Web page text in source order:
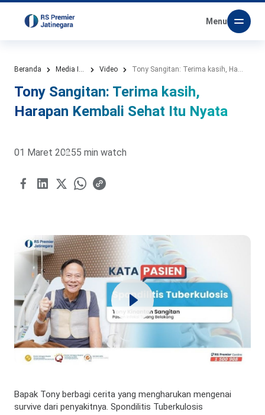
Menu
Beranda Media Informasi Video Tony Sangitan: Terima kasih, Harapan Kembali Sehat Itu Nyata
Tony Sangitan: Terima kasih,
Harapan Kembali Sehat Itu Nyata
01 Maret 20255 min watch
Bapak Tony berbagi cerita yang mengharukan mengenai
survive dari penyakitnya. Spondilitis Tuberkulosis